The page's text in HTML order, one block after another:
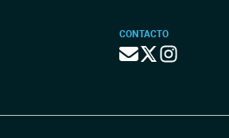
CONTACTO